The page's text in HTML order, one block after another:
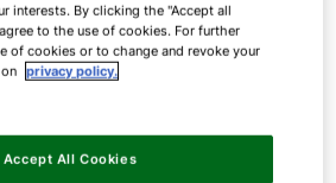
interests. By clicking the "Accept all
to the use of cookies. For further
of cookies or to change and revoke your
privacy policy.
Accept All Cookies